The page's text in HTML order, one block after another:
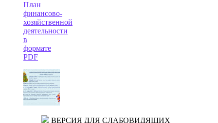
План
финансово-
хозяйственной
деятельности
в
формате
PDF
ВЕРСИЯ ДЛЯ СЛАБОВИДЯЩИХ